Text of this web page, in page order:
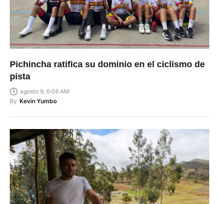
Pichincha ratifica su dominio en el ciclismo de
pista
agosto 9, 6:06 AM
By Kevin Yumbo